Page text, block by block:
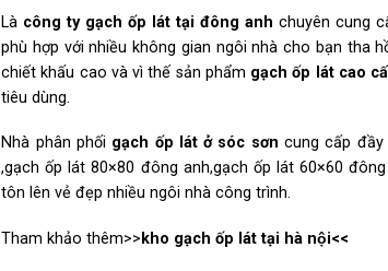
Là công ty gạch ốp lát tại đông anh chuyên cung
phù hợp với nhiều không gian ngôi nhà cho bạn tha
chiết khấu cao và vì thế sản phẩm gạch ốp lát cao
tiêu dùng.
Nhà phân phối gạch ốp lát ở sóc sơn cung cấp
,gạch ốp lát 80×80 đông anh,gạch ốp lát 60×60
tôn lên vẻ đẹp nhiều ngôi nhà công trình.
Tham khảo thêm>> kho gạch ốp lát tại hà nội<<